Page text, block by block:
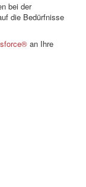
bei der
die Bedürfnisse
an Ihre